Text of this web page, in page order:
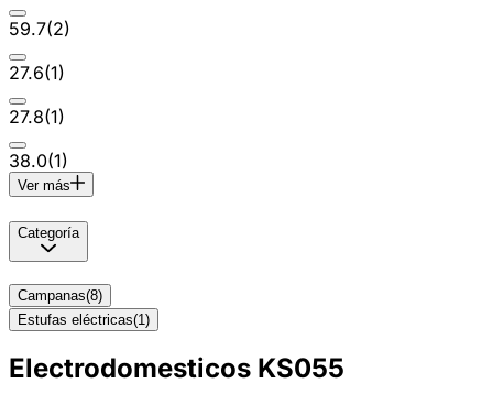
59.7(2)
27.6(1)
27.8(1)
38.0(1)
Ver más
Categoría
Campanas(8)
Estufas eléctricas(1)
Electrodomesticos KS055